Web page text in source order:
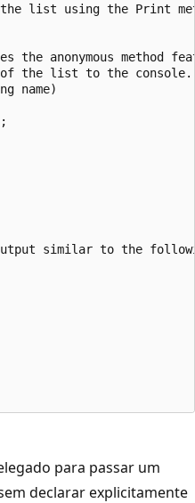
list using the Print
the anonymous method
the list to the console.
name)
similar to the
para passar um
declarar explicitamente